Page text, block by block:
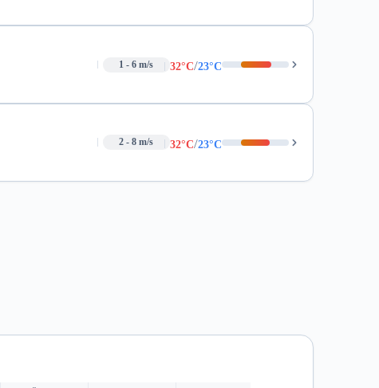
1 - 6 m/s 32°C/23°C
2 - 8 m/s 32°C/23°C